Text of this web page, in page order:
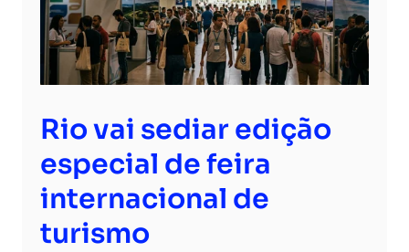
Rio vai sediar edição
especial de feira
internacional de
turismo